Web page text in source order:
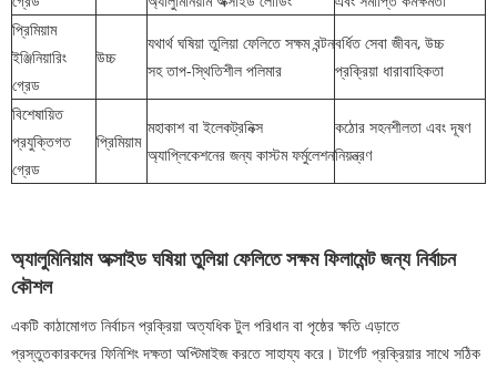
প্রিমিয়াম
ইঞ্জিনিয়ারিং
গ্রেড
উচ্চ
যথার্থ ঘষিয়া তুলিয়া ফেলিতে সক্ষম বন্টন
সহ তাপ-স্থিতিশীল পলিমার
বর্ধিত সেবা জীবন, উচ্চ
প্রক্রিয়া ধারাবাহিকতা
বিশেষায়িত
প্রযুক্তিগত
গ্রেড
প্রিমিয়াম
মহাকাশ বা ইলেকট্রনিক্স
অ্যাপ্লিকেশনের জন্য কাস্টম ফর্মুলেশন
কঠোর সহনশীলতা এবং দূষণ
নিয়ন্ত্রণ
অ্যালুমিনিয়াম অক্সাইড ঘষিয়া তুলিয়া ফেলিতে সক্ষম ফিলামেন্ট জন্য নির্বাচন
কৌশল
একটি কাঠামোগত নির্বাচন প্রক্রিয়া অত্যধিক টুল পরিধান বা পৃষ্ঠের ক্ষতি এড়াতে
প্রস্তুতকারকদের ফিনিশিং দক্ষতা অপ্টিমাইজ করতে সাহায্য করে। টার্গেট প্রক্রিয়ার সাথে সঠিক